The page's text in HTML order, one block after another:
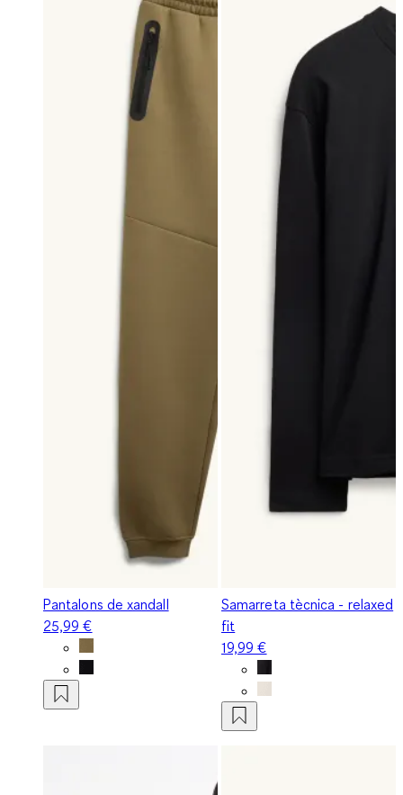
Pantalons de xandall
25,99 €
Samarreta tècnica - relaxed
fit
19,99 €